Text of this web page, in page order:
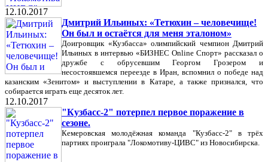
12.10.2017
Дмитрий Ильиных: «Тетюхин – человечище!
Он был и остаётся для меня эталоном»
Доигровщик «Кузбасса» олимпийский чемпион Дмитрий
Ильиных в интервью «БИЗНЕС Online Спорт» рассказал о
дружбе с обрусевшим Георгом Грозером и
несостоявшемся переезде в Иран, вспомнил о победе над
казанским «Зенитом» и выступлении в Катаре, а также признался, что
собирается играть еще десяток лет.
12.10.2017
"Кузбасс-2" потерпел первое поражение в
сезоне.
Кемеровская молодёжная команда "Кузбасс-2" в трёх
партиях проиграла "Локомотиву-ЦИВС" из Новосибирска.